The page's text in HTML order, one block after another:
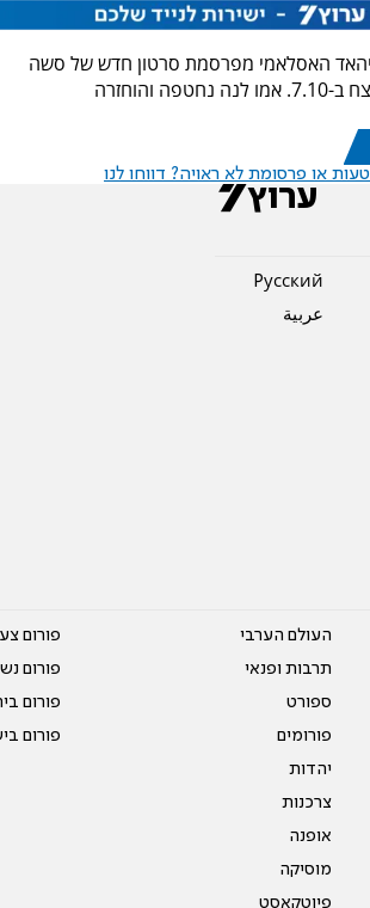
האסלאמי מפרסמת סרטון חדש של סשה
והוחזרה
או פרסומת לא ראויה? דווחו לנו
Pусский
عربية
העולם הערבי
תרבות ופנאי
ספורט
פורומים
יהדות
צרכנות
אופנה
מוסיקה
פיוטקאסט
פורום
פורום
פורום
פורום